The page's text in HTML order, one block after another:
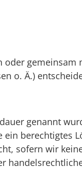
o. Ä.)
genannt
berechtigtes
sofern wir